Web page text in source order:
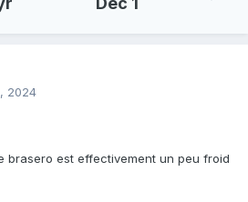
2024
brasero est effectivement un peu froid